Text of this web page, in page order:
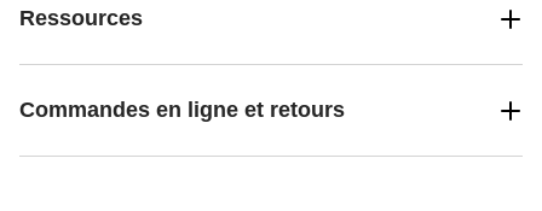
Ressources
Commandes en ligne et retours